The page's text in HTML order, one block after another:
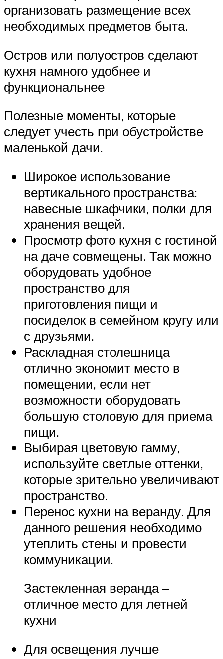
организовать размещение всех
необходимых предметов быта.
Остров или полуостров сделают
кухня намного удобнее и
функциональнее
Полезные моменты, которые
следует учесть при обустройстве
маленькой дачи.
Широкое использование
вертикального пространства:
навесные шкафчики, полки для
хранения вещей.
Просмотр фото кухня с гостиной
на даче совмещены. Так можно
оборудовать удобное
пространство для
приготовления пищи и
посиделок в семейном кругу или
с друзьями.
Раскладная столешница
отлично экономит место в
помещении, если нет
возможности оборудовать
большую столовую для приема
пищи.
Выбирая цветовую гамму,
используйте светлые оттенки,
которые зрительно увеличивают
пространство.
Перенос кухни на веранду. Для
данного решения необходимо
утеплить стены и провести
коммуникации.
Застекленная веранда –
отличное место для летней
кухни
Для освещения лучше